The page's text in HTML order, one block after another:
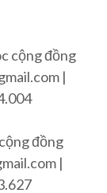
cộng đồng
|
đồng
|